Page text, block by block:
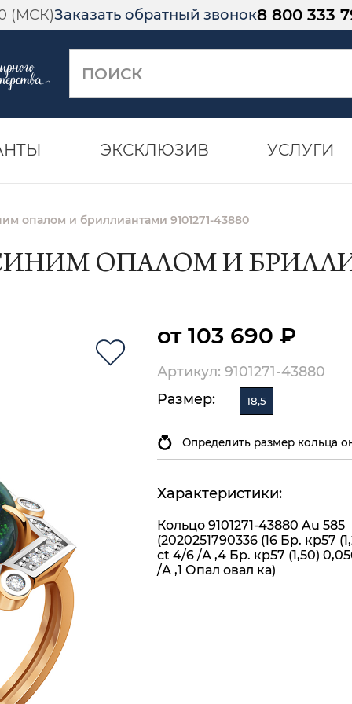
(МСК)Заказать обратный звонок8 800 333
ЭКСКЛЮЗИВ УСЛУГИ
опалом и бриллиантами 9101271-43880
ОПАЛОМ И
от 103 690 ₽
Артикул: 9101271-43880
Размер:
18,5
Определить размер кольца
Характеристики:
Кольцо 9101271-43880 Au 585
(2020251790336 (16 Бр. кр57
ct 4/6 /А ,4 Бр. кр57 (1,50)
/А ,1 Опал овал ка)